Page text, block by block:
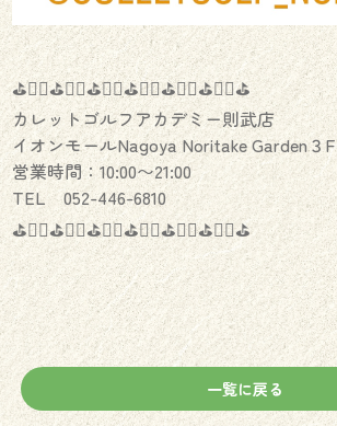
⛳️🏌️‍♂️⛳️🏌️‍♀️⛳️🏌️‍♂️⛳️🏌️‍♀️⛳️🏌️‍♂️⛳️🏌️‍♀️⛳️
カレットゴルフアカデミー則武店
イオンモールNagoya Noritake Garden３F
営業時間：10:00〜21:00
TEL 052-446-6810
⛳️🏌️‍♂️⛳️🏌️‍♀️⛳️🏌️‍♂️⛳️🏌️‍♀️⛳️🏌️‍♂️⛳️🏌️‍♀️⛳️
一覧に戻る